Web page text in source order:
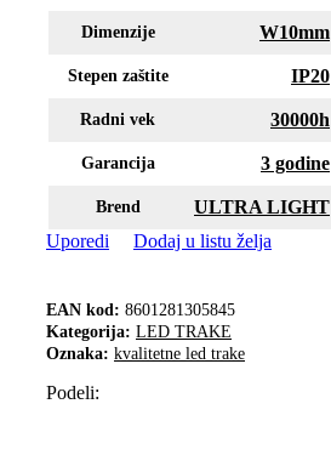
Dimenzije W10mm
Stepen zaštite IP20
Radni vek 30000h
Garancija 3 godine
Brend
ULTRA LIGHT
Uporedi
Dodaj u listu želja
EAN kod: 8601281305845
Kategorija: LED TRAKE
Oznaka: kvalitetne led trake
Podeli: